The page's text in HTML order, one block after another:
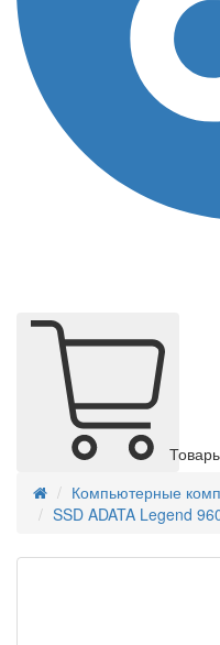
Компьютерные
SSD ADATA Legend